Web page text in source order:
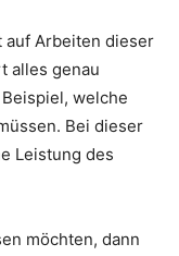
Arbeiten dieser
alles genau
welche
Bei dieser
Leistung des
möchten, dann